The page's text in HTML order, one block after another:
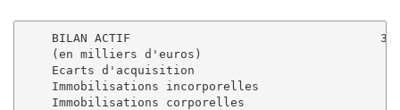
BILAN ACTIF
    (en milliers d'euros)
Ecarts d'acquisition
Immobilisations incorporelles
Immobilisations corporelles